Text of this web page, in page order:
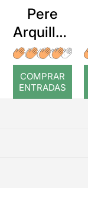
Pere
Arquillué
: Coral
romput
COMPRAR
ENTRADAS